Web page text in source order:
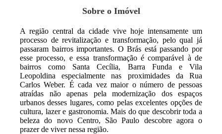
Sobre o Imóvel
A região central da cidade vive hoje intensamente um
processo de revitalização e transformação, pelo qual já
passaram bairros importantes. O Brás está passando por
esse processo, e essa transformação é comparável à de
bairros como Santa Cecília, Barra Funda e Vila
Leopoldina especialmente nas proximidades da Rua
Carlos Weber. É cada vez maior o número de pessoas
atraídas não apenas pela modernização dos espaços
urbanos desses lugares, como pelas excelentes opções de
cultura, lazer e gastronomia. Mais do que descobrir toda a
beleza do novo Centro, São Paulo descobre agora o
prazer de viver nessa região.